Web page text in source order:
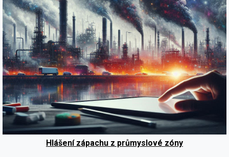
Hlášení zápachu z průmyslové zóny